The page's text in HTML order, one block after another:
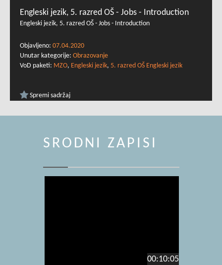
Engleski jezik, 5. razred OŠ - Jobs - Introduction
Engleski jezik, 5. razred OŠ - Jobs - Introduction
Objavljeno: 07.04.2020
Unutar kategorije: Obrazovanje
VoD paketi: MZO, Engleski jezik, 5. razred OŠ Engleski jezik
Spremi sadržaj
SRODNI ZAPISI
00:10:05